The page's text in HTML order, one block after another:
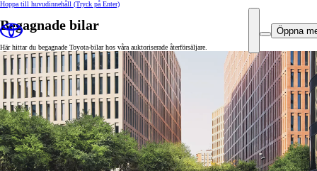
Hoppa till huvudinnehåll (Tryck på Enter)
Öppna
Begagnade bilar
Här hittar du begagnade Toyota-bilar hos våra auktoriserade återförsäljare.